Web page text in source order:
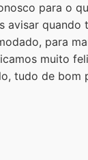
para o
avisar quando
para
muito
tudo de bom